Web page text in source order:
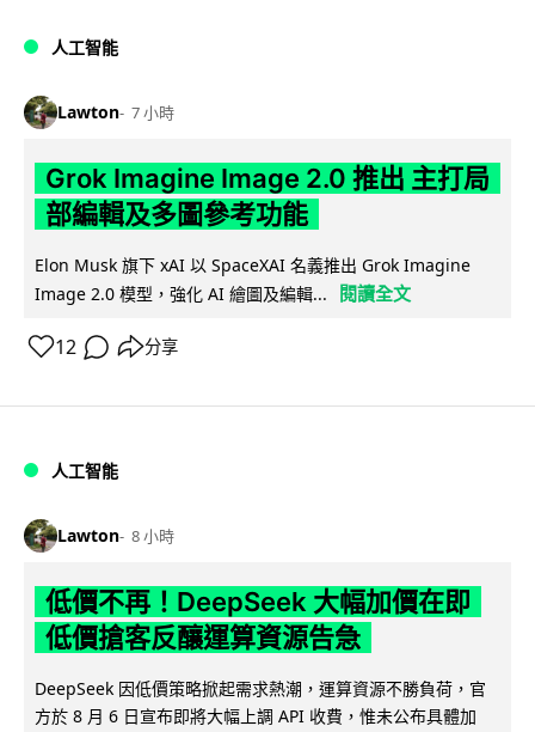
人工智能
Lawton 7 小時
Grok Imagine Image 2.0 推出 主打局
部編輯及多圖參考功能
Elon Musk 旗下 xAI 以 SpaceXAI 名義推出 Grok Imagine
Image 2.0 模型，強化 AI 繪圖及編輯...
閱讀全文
12 分享
人工智能
Lawton 8 小時
低價不再！DeepSeek 大幅加價在即
低價搶客反釀運算資源告急
DeepSeek 因低價策略掀起需求熱潮，運算資源不勝負荷，官
方於 8 月 6 日宣布即將大幅上調 API 收費，惟未公布具體加